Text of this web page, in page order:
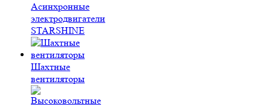
Асинхронные
электродвигатели
STARSHINE
Шахтные
вентиляторы